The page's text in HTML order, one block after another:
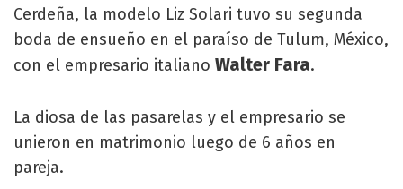
Cerdeña, la modelo Liz Solari tuvo su segunda
boda de ensueño en el paraíso de Tulum, México,
con el empresario italiano Walter Fara.
La diosa de las pasarelas y el empresario se
unieron en matrimonio luego de 6 años en
pareja.